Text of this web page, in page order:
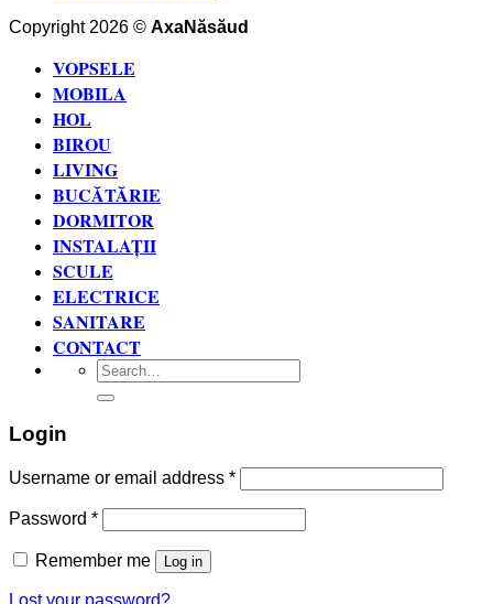
Copyright 2026 © AxaNăsăud
VOPSELE
MOBILA
HOL
BIROU
LIVING
BUCĂTĂRIE
DORMITOR
INSTALAȚII
SCULE
ELECTRICE
SANITARE
CONTACT
Search
for:
Login
Username or email address *
Password *
Remember me Log in
Lost your password?